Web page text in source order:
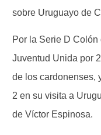
sobre Uruguayo de
Por la Serie D
Juventud Unida por
de los cardonenses,
2 en su visita a
de Víctor Espinosa.